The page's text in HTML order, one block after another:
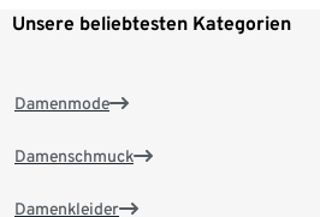
Unsere beliebtesten Kategorien
Damenmode
Damenschmuck
Damenkleider